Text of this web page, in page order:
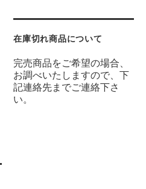
在庫切れ商品について
完売商品をご希望の場合、
お調べいたしますので、下
記連絡先までご連絡下さ
い。